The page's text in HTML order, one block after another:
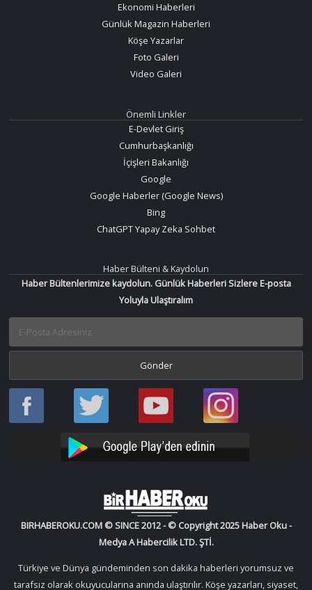
Ekonomi Haberleri
Günlük Magazin Haberleri
Köşe Yazarlar
Foto Galeri
Video Galeri
Önemli Linkler
E-Devlet Giriş
Cumhurbaşkanlığı
İçişleri Bakanlığı
Google
Google Haberler (Google News)
Bing
ChatGPT Yapay Zeka Sohbet
Haber Bülteni & Kaydolun
Haber Bültenlerimize kaydolun. Günlük Haberleri Sizlere E-posta
Yoluyla Ulaştıralım
Haber
Oku
Haber
Oku
Bir
Haber
YouTube
Bir
Haber
Instagram
BIRHABEROKU.COM © SINCE 2012 - © Copyright 2025 Haber Oku -
Medya A Habercilik LTD. ŞTİ.
Türkiye ve Dünya gündeminden son dakika haberleri yorumsuz ve
tarafsız olarak okuyucularına anında ulaştırılır. Köşe yazarları, siyaset,